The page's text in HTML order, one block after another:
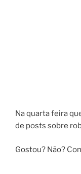
Na quarta feira
de posts sobre
Gostou? Não?